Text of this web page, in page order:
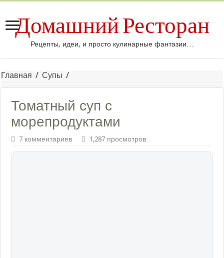
Домашний Ресторан
Рецепты, идеи, и просто кулинарные фантазии…
Главная / Супы /
Томатный суп с
морепродуктами
7 комментариев 1,287 просмотров